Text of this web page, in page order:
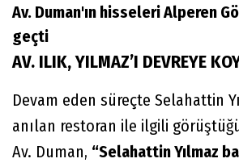
Av. Duman'ın hisseleri Alperen
geçti
AV. ILIK, YILMAZ’I DEVREYE
Devam eden süreçte Selahattin
anılan restoran ile ilgili
Av. Duman, “Selahattin Yılmaz